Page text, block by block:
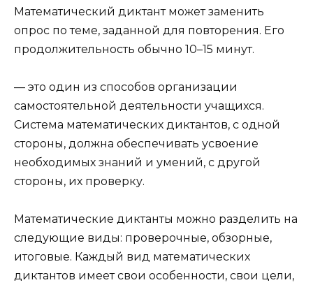
Математический диктант может заменить
опрос по теме, заданной для повторения. Его
продолжительность обычно 10–15 минут.
— это один из способов организации
самостоятельной деятельности учащихся.
Система математических диктантов, с одной
стороны, должна обеспечивать усвоение
необходимых знаний и умений, с другой
стороны, их проверку.
Математические диктанты можно разделить на
следующие виды: проверочные, обзорные,
итоговые. Каждый вид математических
диктантов имеет свои особенности, свои цели,